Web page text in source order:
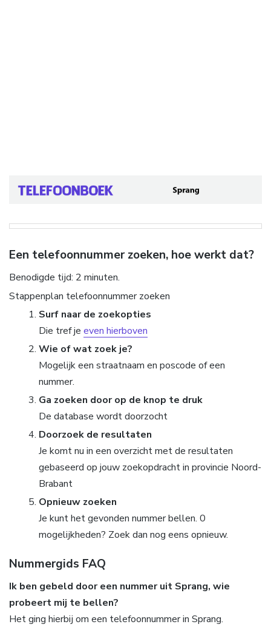
Een telefoonnummer zoeken, hoe werkt dat?
Benodigde tijd: 2 minuten.
Stappenplan telefoonnummer zoeken
Surf naar de zoekopties
Die tref je even hierboven
Wie of wat zoek je?
Mogelijk een straatnaam en poscode of een
nummer.
Ga zoeken door op de knop te druk
De database wordt doorzocht
Doorzoek de resultaten
Je komt nu in een overzicht met de resultaten
gebaseerd op jouw zoekopdracht in provincie Noord-
Brabant
Opnieuw zoeken
Je kunt het gevonden nummer bellen. 0
mogelijkheden? Zoek dan nog eens opnieuw.
Nummergids FAQ
Ik ben gebeld door een nummer uit Sprang, wie
probeert mij te bellen?
Het ging hierbij om een telefoonnummer in Sprang.